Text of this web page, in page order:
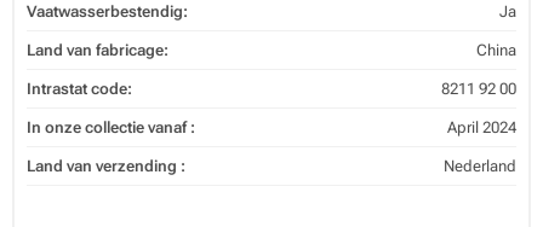
Vaatwasserbestendig: Ja
Land van fabricage: China
Intrastat code: 8211 92 00
In onze collectie vanaf : April 2024
Land van verzending : Nederland